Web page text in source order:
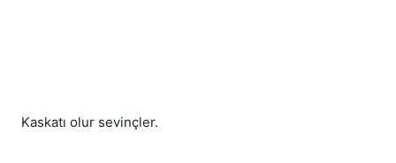
Kaskatı olur sevinçler.